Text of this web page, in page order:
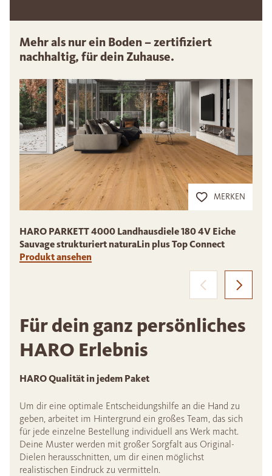
Mehr als nur ein Boden – zertifiziert
nachhaltig, für dein Zuhause.
MERKEN
HARO PARKETT 4000 Landhausdiele 180 4V Eiche
Sauvage strukturiert naturaLin plus Top Connect
Produkt ansehen
Für dein ganz persönliches
HARO Erlebnis
HARO Qualität in jedem Paket
Um dir eine optimale Entscheidungshilfe an die Hand zu
geben, arbeitet im Hintergrund ein großes Team, das sich
für jede einzelne Bestellung individuell ans Werk macht.
Deine Muster werden mit großer Sorgfalt aus Original-
Dielen herausschnitten, um dir einen möglichst
realistischen Eindruck zu vermitteln.